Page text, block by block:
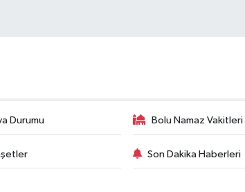
Durumu Bolu Namaz Vakitleri
Son Dakika Haberleri